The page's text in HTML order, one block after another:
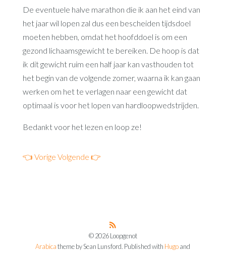
De eventuele halve marathon die ik aan het eind van
het jaar wil lopen zal dus een bescheiden tijdsdoel
moeten hebben, omdat het hoofddoel is om een
gezond lichaamsgewicht te bereiken. De hoop is dat
ik dit gewicht ruim een half jaar kan vasthouden tot
het begin van de volgende zomer, waarna ik kan gaan
werken om het te verlagen naar een gewicht dat
optimaal is voor het lopen van hardloopwedstrijden.
Bedankt voor het lezen en loop ze!
👈 Vorige Volgende 👉
© 2026 Loopgenot
Arabica theme by Sean Lunsford. Published with Hugo and